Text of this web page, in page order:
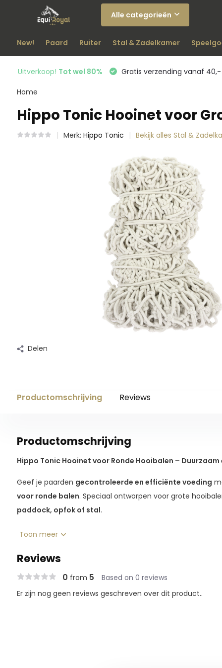
Alle categorieën
New! Paard Ruiter Stal & Zadelkamer
Uitverkoop! Tot wel 80% Gratis verzending vanaf 40,-
Home
Hippo Tonic Hooinet voor
Merk: Hippo Tonic Bekijk alles Stal &
Delen
Productomschrijving Reviews
Productomschrijving
Hippo Tonic Hooinet voor Ronde Hooibalen – Duurzaam
Geef je paarden gecontroleerde en efficiënte voeding
voor ronde balen. Speciaal ontworpen voor grote
paddock, opfok of stal.
Waarom kiezen voor dit hooinet?
✔Mono katoenen touw
duurzaamheid.
Toon meer
Reviews
0 from 5 Based on 0 reviews
Er zijn nog geen reviews geschreven over dit product..